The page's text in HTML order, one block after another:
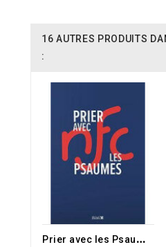
16 AUTRES PRODUITS
:
P
rier avec les Psaumes